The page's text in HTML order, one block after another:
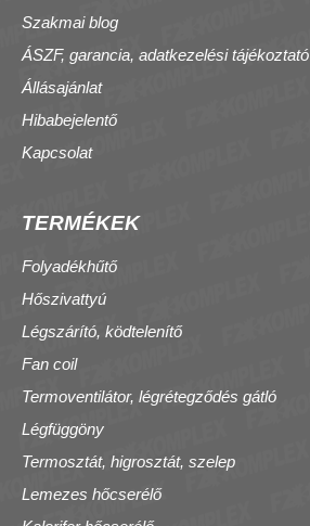
Szakmai blog
ÁSZF, garancia, adatkezelési tájékoztató
Állásajánlat
Hibabejelentő
Kapcsolat
TERMÉKEK
Folyadékhűtő
Hőszivattyú
Légszárító, ködtelenítő
Fan coil
Termoventilátor, légrétegződés gátló
Légfüggöny
Termosztát, higrosztát, szelep
Lemezes hőcserélő